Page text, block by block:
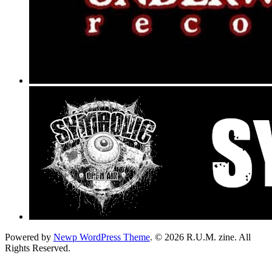
Powered by Newp WordPress Theme. © 2026 R.U.M. zine. All
Rights Reserved.